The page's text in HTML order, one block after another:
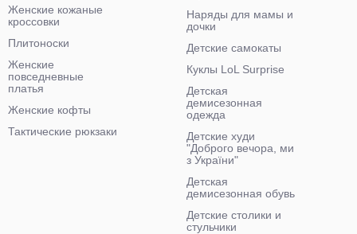
Женские кожаные
кроссовки
Плитоноски
Женские
повседневные
платья
Женские кофты
Тактические рюкзаки
Наряды для мамы и
дочки
Детские самокаты
Куклы LoL Surprise
Детская
демисезонная
одежда
Детские худи
"Доброго вечора, ми
з України"
Детская
демисезонная обувь
Детские столики и
стульчики